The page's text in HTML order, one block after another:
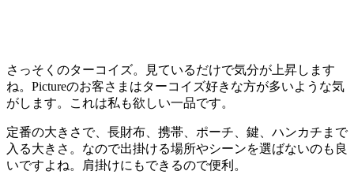
さっそくのターコイズ。見ているだけで気分が上昇します
ね。Pictureのお客さまはターコイズ好きな方が多いような気
がします。これは私も欲しい一品です。
定番の大きさで、長財布、携帯、ポーチ、鍵、ハンカチまで
入る大きさ。なので出掛ける場所やシーンを選ばないのも良
いですよね。肩掛けにもできるので便利。